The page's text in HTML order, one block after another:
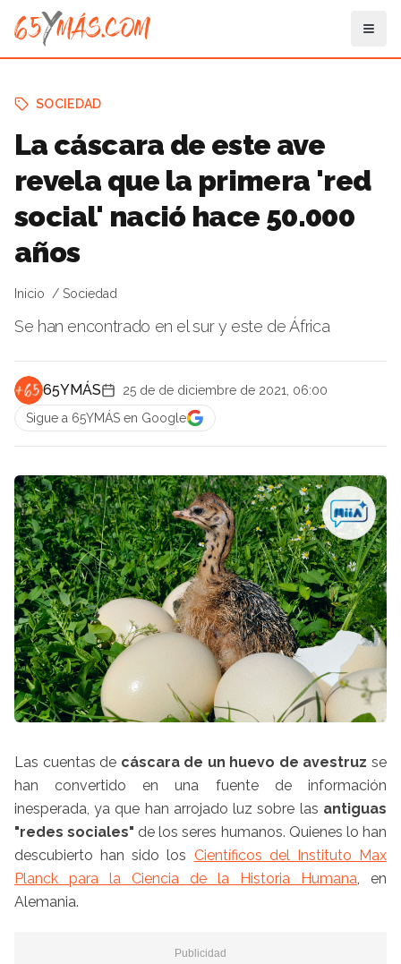
SOCIEDAD
La cáscara de este ave
revela que la primera 'red
social' nació hace 50.000
años
Inicio Sociedad
Se han encontrado en el sur y este de África
65YMÁS
25 de de diciembre de 2021, 06:00
Sigue a 65YMÁS en Google
Las cuentas de cáscara de un huevo de avestruz se
han convertido en una fuente de información
inesperada, ya que han arrojado luz sobre las antiguas
"redes sociales" de los seres humanos. Quienes lo han
descubierto han sido los Científicos del Instituto Max
Planck para la Ciencia de la Historia Humana, en
Alemania.